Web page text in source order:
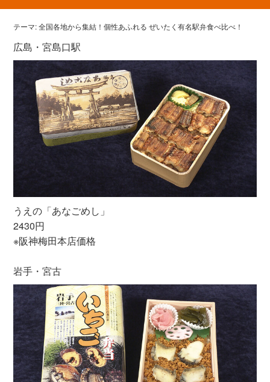
テーマ: 全国各地から集結！個性あふれる ぜいたく有名駅弁食べ比べ！
広島・宮島口駅
うえの「あなごめし」
2430円
※阪神梅田本店価格
岩手・宮古